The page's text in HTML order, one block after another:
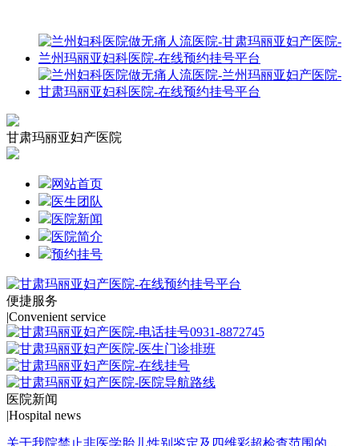
甘肃玛丽亚妇产医院
网站首页
医生团队
医院新闻
医院简介
预约挂号
便捷服务
|Convenient service
医院新闻
|Hospital news
关于我院禁止非医学胎儿性别鉴定及四维彩超检查范围的...